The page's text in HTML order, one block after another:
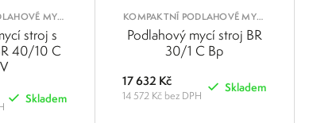
MYCÍ
stroj s
40/10 C
Skladem
KOMPAKTNÍ PODLAHOVÉ MYCÍ
STROJE
Podlahový mycí stroj BR
30/1 C Bp
17 632 Kč
14 572 Kč bez DPH
Skladem